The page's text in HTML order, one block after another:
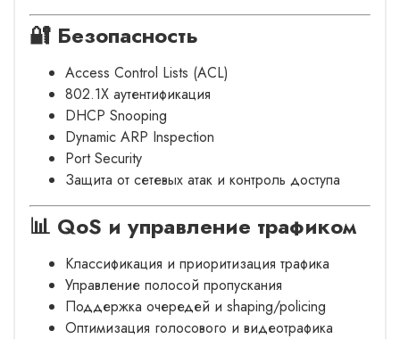
🔐 Безопасность
Access Control Lists (ACL)
802.1X аутентификация
DHCP Snooping
Dynamic ARP Inspection
Port Security
Защита от сетевых атак и контроль доступа
📊 QoS и управление трафиком
Классификация и приоритизация трафика
Управление полосой пропускания
Поддержка очередей и shaping/policing
Оптимизация голосового и видеотрафика